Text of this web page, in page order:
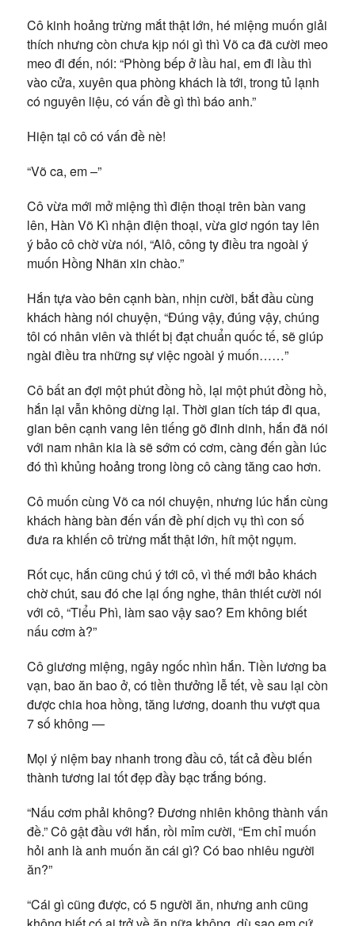
Cô kinh hoảng trừng mắt thật lớn, hé miệng muốn giải
thích nhưng còn chưa kịp nói gì thì Võ ca đã cười meo
meo đi đến, nói: “Phòng bếp ở lầu hai, em đi lầu thì
vào cửa, xuyên qua phòng khách là tới, trong tủ lạnh
có nguyên liệu, có vấn đề gì thì báo anh.”
Hiện tại cô có vấn đề nè!
“Võ ca, em –”
Cô vừa mới mở miệng thì điện thoại trên bàn vang
lên, Hàn Võ Kì nhận điện thoại, vừa giơ ngón tay lên
ý bảo cô chờ vừa nói, “Alô, công ty điều tra ngoài ý
muốn Hồng Nhãn xin chào.”
Hắn tựa vào bên cạnh bàn, nhịn cười, bắt đầu cùng
khách hàng nói chuyện, “Đúng vậy, đúng vậy, chúng
tôi có nhân viên và thiết bị đạt chuẩn quốc tế, sẽ giúp
ngài điều tra những sự việc ngoài ý muốn……”
Cô bất an đợi một phút đồng hồ, lại một phút đồng hồ,
hắn lại vẫn không dừng lại. Thời gian tích táp đi qua,
gian bên cạnh vang lên tiếng gõ đinh dinh, hắn đã nói
với nam nhân kia là sẽ sớm có cơm, càng đến gần lúc
đó thì khủng hoảng trong lòng cô càng tăng cao hơn.
Cô muốn cùng Võ ca nói chuyện, nhưng lúc hắn cùng
khách hàng bàn đến vấn đề phí dịch vụ thì con số
đưa ra khiến cô trừng mắt thật lớn, hít một ngụm.
Rốt cục, hắn cũng chú ý tới cô, vì thế mới bảo khách
chờ chút, sau đó che lại ống nghe, thân thiết cười nói
với cô, “Tiểu Phì, làm sao vậy sao? Em không biết
nấu cơm à?”
Cô giương miệng, ngây ngốc nhìn hắn. Tiền lương ba
vạn, bao ăn bao ở, có tiền thưởng lễ tết, về sau lại còn
được chia hoa hồng, tăng lương, doanh thu vượt qua
7 số không —
Mọi ý niệm bay nhanh trong đầu cô, tất cả đều biến
thành tương lai tốt đẹp đầy bạc trắng bóng.
“Nấu cơm phải không? Đương nhiên không thành vấn
đề.” Cô gật đầu với hắn, rồi mỉm cười, “Em chỉ muốn
hỏi anh là anh muốn ăn cái gì? Có bao nhiêu người
ăn?”
“Cái gì cũng được, có 5 người ăn, nhưng anh cũng